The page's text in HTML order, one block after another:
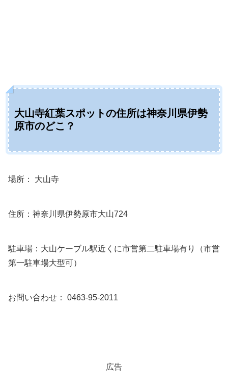
大山寺紅葉スポットの住所は神奈川県伊勢
原市のどこ？
場所： 大山寺
住所：神奈川県伊勢原市大山724
駐車場：大山ケーブル駅近くに市営第二駐車場有り（市営
第一駐車場大型可）
お問い合わせ： 0463-95-2011
広告